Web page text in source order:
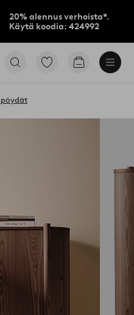
20% alennus verhoista*.
Käytä koodia: 424992
Siirry
Siirry